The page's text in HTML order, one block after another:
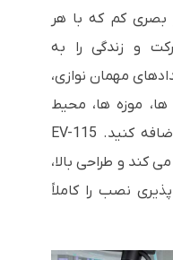
بصری کم که با هر
و زندگی را به
مهمان نوازی،
ها، موزه ها، محیط
های شرکتی یا نمایشگاه ها اضافه کنید. EV-115
کند و طراحی بالا،
نصب را کاملاً